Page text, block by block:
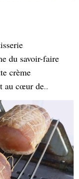
du savoir-faire
crème
au cœur de
les célèbres
une
créations
ce qui rend la
de me le dire.